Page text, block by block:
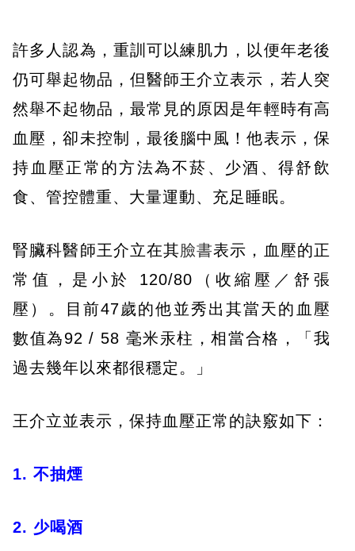
許多人認為，重訓可以練肌力，以便年老後
仍可舉起物品，但醫師王介立表示，若人突
然舉不起物品，最常見的原因是年輕時有高
血壓，卻未控制，最後腦中風！他表示，保
持血壓正常的方法為不菸、少酒、得舒飲
食、管控體重、大量運動、充足睡眠。
腎臟科醫師王介立在其臉書表示，血壓的正
常值，是小於 120/80（收縮壓／舒張
壓）。目前47歲的他並秀出其當天的血壓
數值為92 / 58 毫米汞柱，相當合格，「我
過去幾年以來都很穩定。」
王介立並表示，保持血壓正常的訣竅如下：
1. 不抽煙
2. 少喝酒